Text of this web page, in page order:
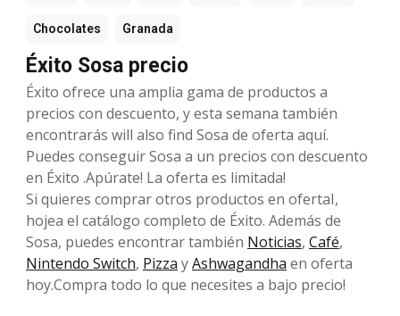
Chocolates Granada
Éxito Sosa precio
Éxito ofrece una amplia gama de productos a
precios con descuento, y esta semana también
encontrarás will also find Sosa de oferta aquí.
Puedes conseguir Sosa a un precios con descuento
en Éxito .Apúrate! La oferta es limitada!
Si quieres comprar otros productos en ofertaI,
hojea el catálogo completo de Éxito. Además de
Sosa, puedes encontrar también Noticias, Café,
Nintendo Switch, Pizza yAshwagandha en oferta
hoy.Compra todo lo que necesites a bajo precio!